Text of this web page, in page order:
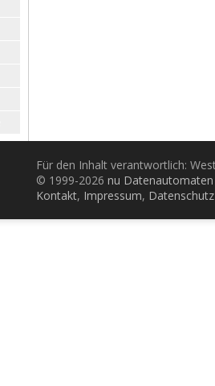
Für den Inhalt verantwortlich:
© 1999-2026 nu
Kontakt, Impressum, Datenschutz